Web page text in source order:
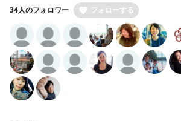
34人のフォロワー フォローする